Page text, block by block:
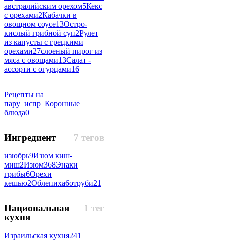
австралийским орехом5Кекс
с орехами2Кабачки в
овощном соусе13Остро-
кислый грибной суп2Рулет
из капусты с грецкими
орехами27слоеный пирог из
мяса с овощами13Салат -
ассорти с огурцами16
Рецепты на
пару_испр_Коронные
блюда0
7 тегов
Ингредиент
изюбрь9Изюм киш-
миш2Изюм368Энаки
грибы6Орехи
кешью2Облепиха6отруби21
1 тег
Национальная
кухня
Израильская кухня241